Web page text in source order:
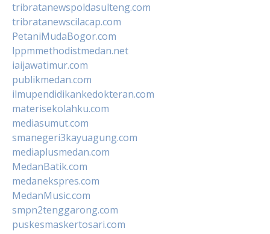
tribratanewspoldasulteng.com
tribratanewscilacap.com
PetaniMudaBogor.com
lppmmethodistmedan.net
iaijawatimur.com
publikmedan.com
ilmupendidikankedokteran.com
materisekolahku.com
mediasumut.com
smanegeri3kayuagung.com
mediaplusmedan.com
MedanBatik.com
medanekspres.com
MedanMusic.com
smpn2tenggarong.com
puskesmaskertosari.com